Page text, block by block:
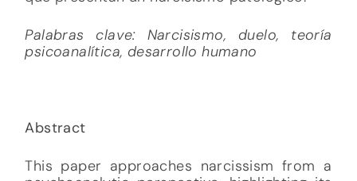
Palabras clave: Narcisismo, duelo, teoría
psicoanalítica, desarrollo humano
Abstract
This paper approaches narcissism from a